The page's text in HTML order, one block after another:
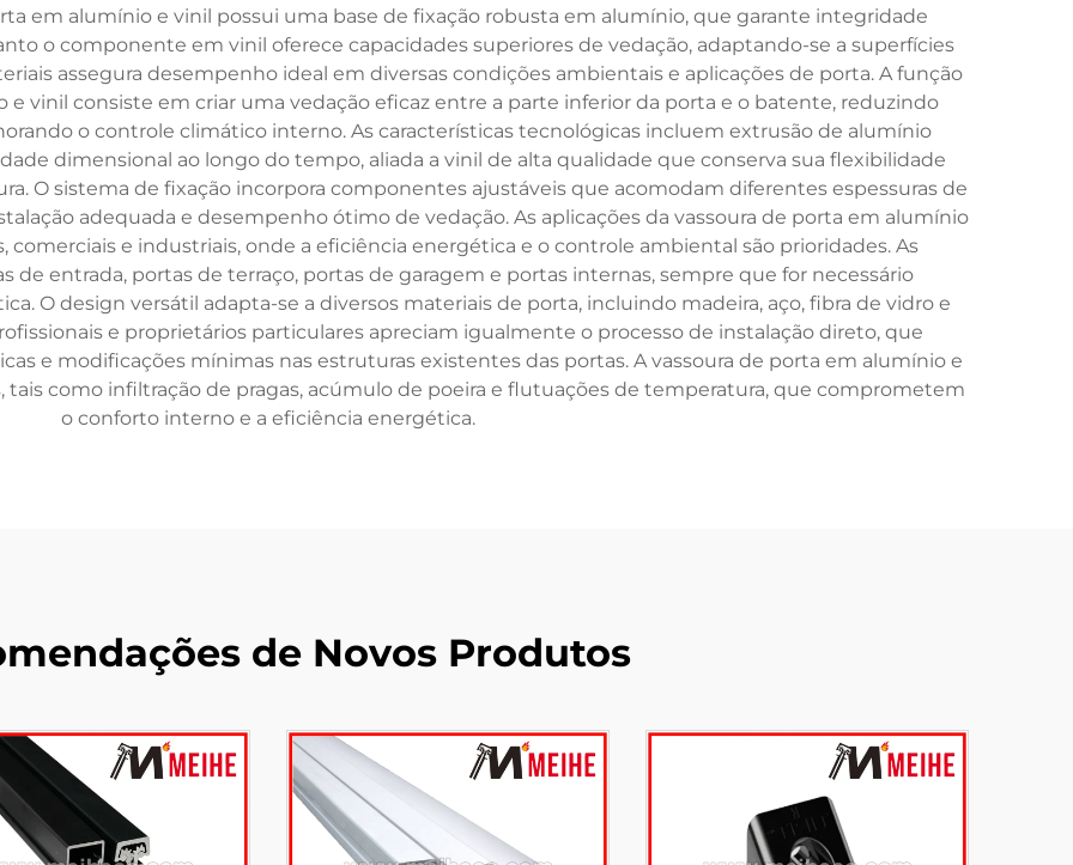
em alumínio e vinil possui uma base de fixação robusta em alumínio, que garante integridade
o componente em vinil oferece capacidades superiores de vedação, adaptando-se a superfícies
assegura desempenho ideal em diversas condições ambientais e aplicações de porta. A função
vinil consiste em criar uma vedação eficaz entre a parte inferior da porta e o batente, reduzindo
o controle climático interno. As características tecnológicas incluem extrusão de alumínio
dimensional ao longo do tempo, aliada a vinil de alta qualidade que conserva sua flexibilidade
O sistema de fixação incorpora componentes ajustáveis que acomodam diferentes espessuras de
adequada e desempenho ótimo de vedação. As aplicações da vassoura de porta em alumínio
e industriais, onde a eficiência energética e o controle ambiental são prioridades. As
de entrada, portas de terraço, portas de garagem e portas internas, sempre que for necessário
O design versátil adapta-se a diversos materiais de porta, incluindo madeira, aço, fibra de vidro e
e proprietários particulares apreciam igualmente o processo de instalação direto, que
e modificações mínimas nas estruturas existentes das portas. A vassoura de porta em alumínio e
como infiltração de pragas, acúmulo de poeira e flutuações de temperatura, que comprometem
o conforto interno e a eficiência energética.
de Novos Produtos